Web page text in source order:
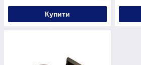
Купити